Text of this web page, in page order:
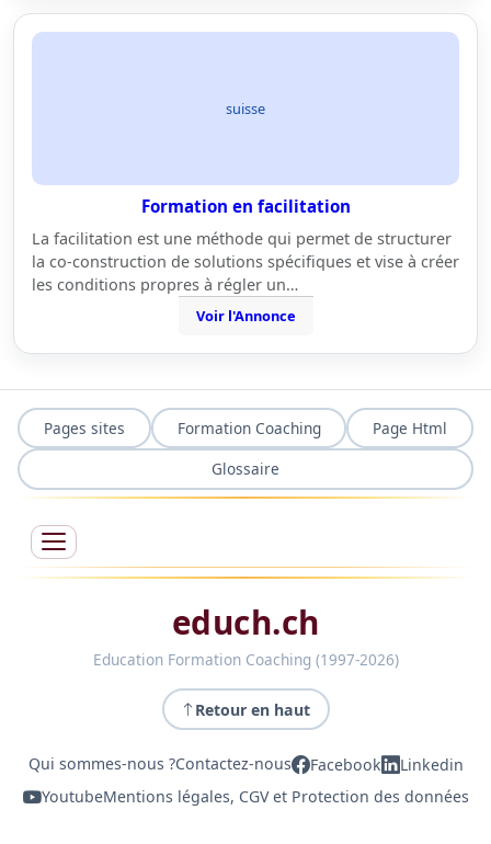
suisse
Formation en facilitation
La facilitation est une méthode qui permet de structurer
la co-construction de solutions spécifiques et vise à créer
les conditions propres à régler un…
Voir l'Annonce
Pages sites Formation Coaching
Page Html
Glossaire
educh.ch
Education Formation Coaching (1997-2026)
Retour en haut
Qui sommes-nous ?Contactez-nous Facebook
Linkedin
YoutubeMentions légales, CGV et Protection des données